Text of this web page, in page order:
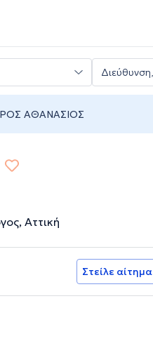
ΑΘΑΝΑΣΙΟΣ
Αττική
Στείλε αίτημα